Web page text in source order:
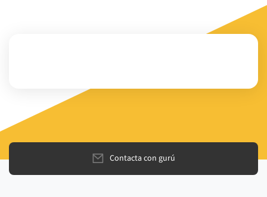
Contacta con gurú